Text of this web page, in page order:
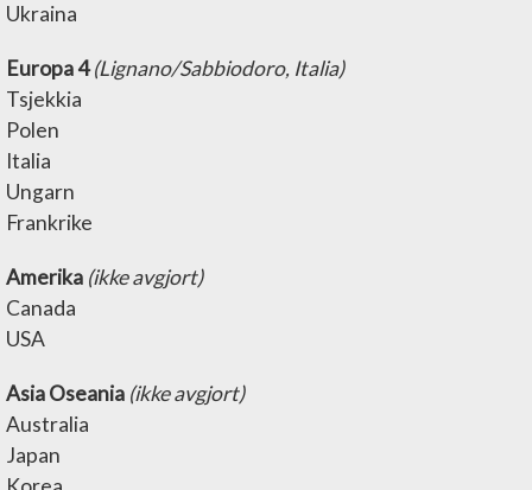
Ukraina
Europa 4 (Lignano/Sabbiodoro, Italia)
Tsjekkia
Polen
Italia
Ungarn
Frankrike
Amerika (ikke avgjort)
Canada
USA
Asia Oseania (ikke avgjort)
Australia
Japan